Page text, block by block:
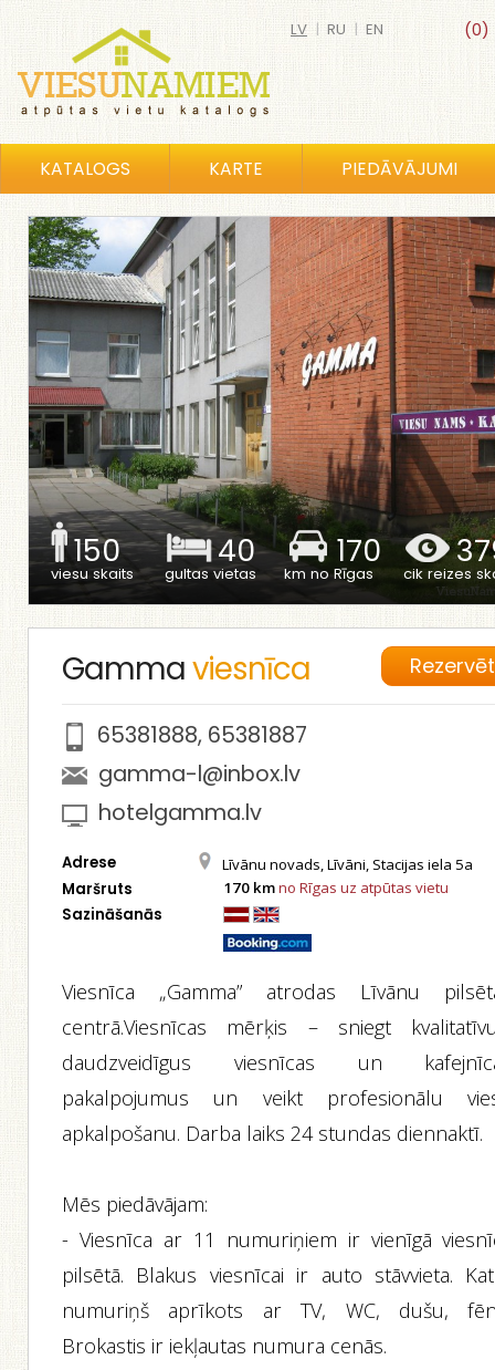
(0)
LV | RU | EN
KATALOGS KARTE PIEDĀVĀJUMI
150
viesu skaits
40
gultas vietas
170
km no Rīgas cik reizes
Gammaviesnīca Rezervēt
65381888, 65381887
gamma-l@inbox.lv
hotelgamma.lv
Adrese Līvānu novads, Līvāni, Stacijas iela 5a
Maršruts 170 kmno Rīgas uz atpūtas vietu
Sazināšanās
Viesnīca „Gamma” atrodas Līvānu
centrā.Viesnīcas mērķis – sniegt
daudzveidīgus viesnīcas un
pakalpojumus un veikt profesionālu
apkalpošanu. Darba laiks 24 stundas diennaktī.
Mēs piedāvājam:
- Viesnīca ar 11 numuriņiem ir vienīgā
pilsētā. Blakus viesnīcai ir auto stāvvieta.
numuriņš aprīkots ar TV, WC, dušu,
Brokastis ir iekļautas numura cenās.